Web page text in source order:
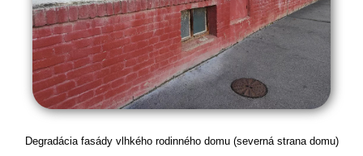
Degradácia fasády vlhkého rodinného domu (severná strana domu)